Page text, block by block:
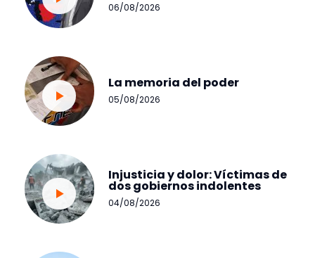
06/08/2026
La memoria del poder
05/08/2026
Injusticia y dolor: Víctimas de
dos gobiernos indolentes
04/08/2026